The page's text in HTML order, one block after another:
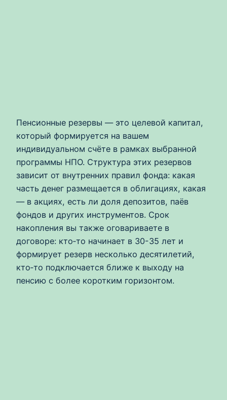
Пенсионные резервы — это целевой капитал,
который формируется на вашем
индивидуальном счёте в рамках выбранной
программы НПО. Структура этих резервов
зависит от внутренних правил фонда: какая
часть денег размещается в облигациях, какая
— в акциях, есть ли доля депозитов, паёв
фондов и других инструментов. Срок
накопления вы также оговариваете в
договоре: кто‑то начинает в 30-35 лет и
формирует резерв несколько десятилетий,
кто‑то подключается ближе к выходу на
пенсию с более коротким горизонтом.